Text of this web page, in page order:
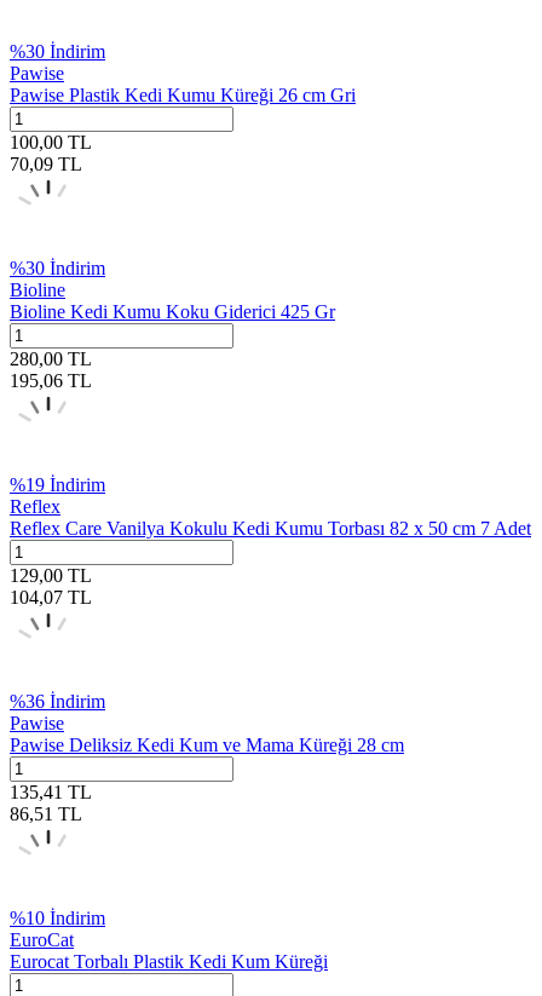
%30 İndirim
Pawise
Pawise Plastik Kedi Kumu Küreği 26 cm Gri
100,00 TL
70,09 TL
%30 İndirim
Bioline
Bioline Kedi Kumu Koku Giderici 425 Gr
280,00 TL
195,06 TL
%19 İndirim
Reflex
Reflex Care Vanilya Kokulu Kedi Kumu Torbası 82 x 50 cm 7 Adet
129,00 TL
104,07 TL
%36 İndirim
Pawise
Pawise Deliksiz Kedi Kum ve Mama Küreği 28 cm
135,41 TL
86,51 TL
%10 İndirim
EuroCat
Eurocat Torbalı Plastik Kedi Kum Küreği